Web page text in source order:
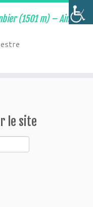
(1501 m) – Ain –
le site